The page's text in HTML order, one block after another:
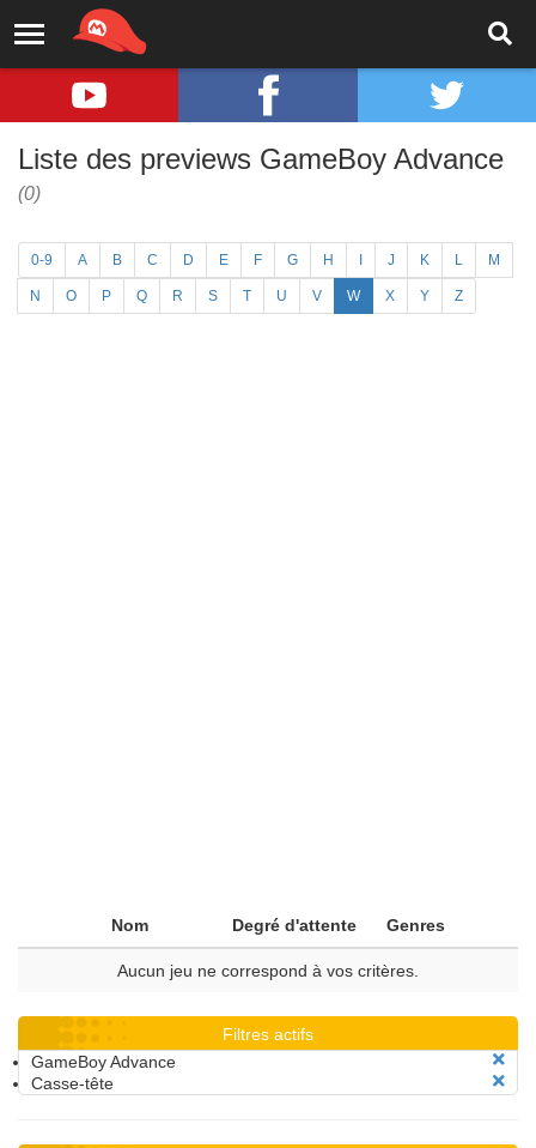
Liste des previews GameBoy Advance
(0)
0-9 A B C D E F G H J K L M
N O P Q R S T U V W X Y Z
Nom Degré d'attente Genres
Aucun jeu ne correspond à vos critères.
Filtres actifs
GameBoy Advance
Casse-tête